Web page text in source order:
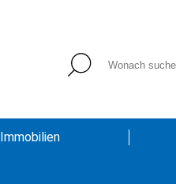
Immobilien